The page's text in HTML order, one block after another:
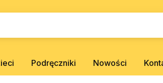
Podręczniki Nowości